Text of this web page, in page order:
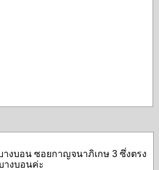
างบอน ซอยกาญจนาภิเกษ 3 ซึ่งตรง
งบอนค่ะ